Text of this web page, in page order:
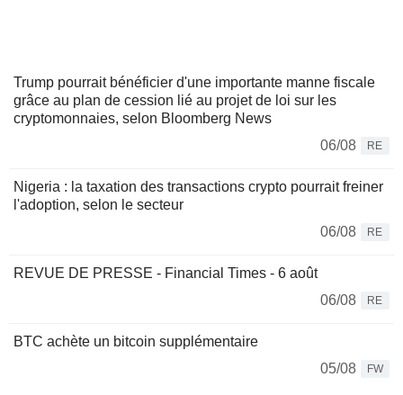
Trump pourrait bénéficier d'une importante manne fiscale
grâce au plan de cession lié au projet de loi sur les
cryptomonnaies, selon Bloomberg News
06/08
RE
Nigeria : la taxation des transactions crypto pourrait freiner
l'adoption, selon le secteur
06/08
RE
REVUE DE PRESSE - Financial Times - 6 août
06/08
RE
BTC achète un bitcoin supplémentaire
05/08
FW